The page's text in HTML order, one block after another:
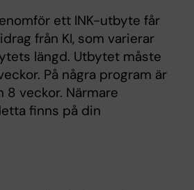
ett INK-utbyte får
från KI, som varierar
längd. Utbytet måste
På några program är
veckor. Närmare
finns på din